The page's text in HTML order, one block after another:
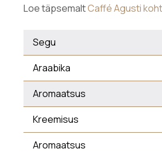
Loe täpsemaltCaffé Agusti
Segu
Araabika
Aromaatsus
Kreemisus
Aromaatsus